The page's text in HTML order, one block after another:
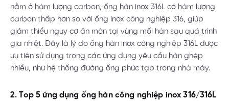
nằm ở hàm lượng carbon, ống hàn inox 316L có hàm lượng
carbon thấp hơn so với ống inox công nghiệp 316, giúp
giảm thiểu nguy cơ ăn mòn tại vùng mối hàn sau quá trình
gia nhiệt. Đây là lý do ống hàn inox công nghiệp 316L được
ưu tiên sử dụng trong các ứng dụng yêu cầu hàn ghép
nhiều, như hệ thống đường ống phức tạp trong nhà máy.
2. Top 5 ứng dụng ống hàn công nghiệp inox 316/316L